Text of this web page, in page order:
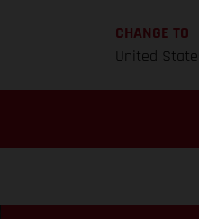
CHANGE TO
United